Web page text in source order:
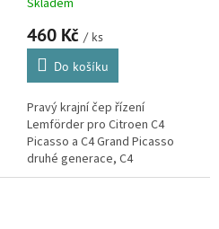
Skladem
460 Kč / ks
Do košíku
Pravý krajní čep řízení
Lemförder pro Citroen C4
Picasso a C4 Grand Picasso
druhé generace, C4
Spacetourer a C4 Grand